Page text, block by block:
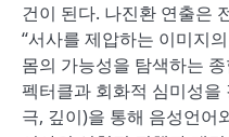
건이 된다. 나진환 연출은
“서사를 제압하는 이미지
몸의 가능성을 탐색하는
펙터클과 회화적 심미성을
극, 깊이)을 통해 음성언어